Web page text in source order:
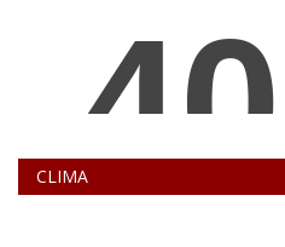
CLIMA